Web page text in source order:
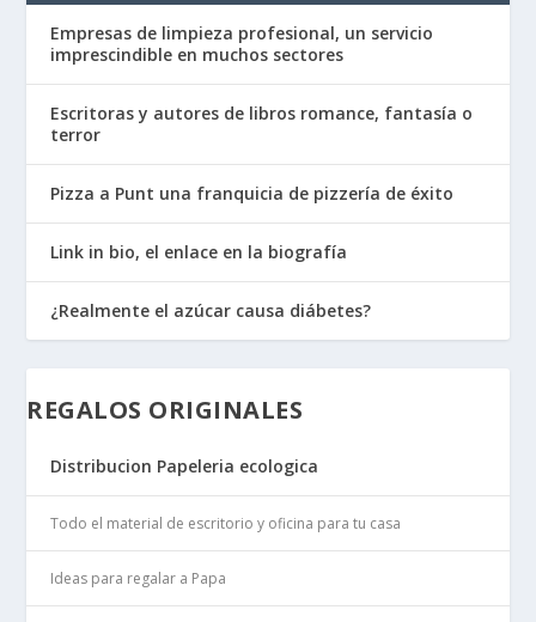
Empresas de limpieza profesional, un servicio
imprescindible en muchos sectores
Escritoras y autores de libros romance, fantasía o
terror
Pizza a Punt una franquicia de pizzería de éxito
Link in bio, el enlace en la biografía
¿Realmente el azúcar causa diábetes?
REGALOS ORIGINALES
Distribucion Papeleria ecologica
Todo el material de escritorio y oficina para tu casa
Ideas para regalar a Papa